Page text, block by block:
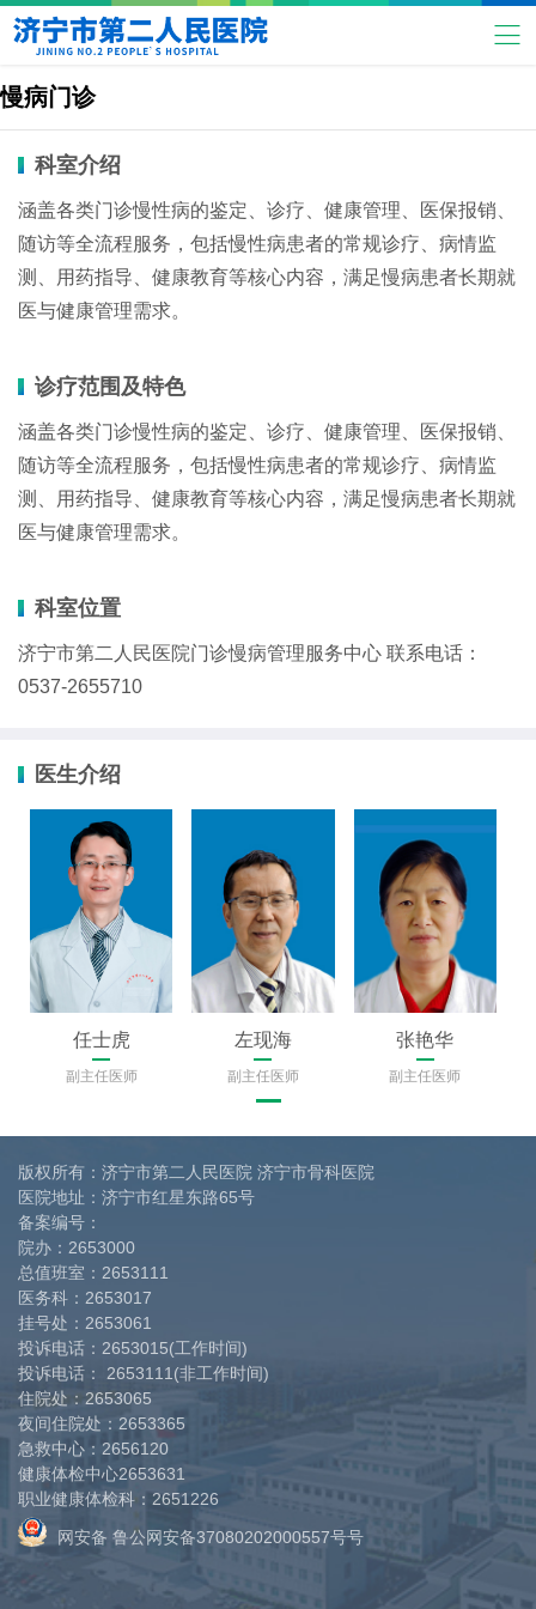
慢病门诊
科室介绍
涵盖各类门诊慢性病的鉴定、诊疗、健康管理、医保报销、
随访等全流程服务，包括慢性病患者的常规诊疗、病情监
测、用药指导、健康教育等核心内容，满足慢病患者长期就
医与健康管理需求。
诊疗范围及特色
涵盖各类门诊慢性病的鉴定、诊疗、健康管理、医保报销、
随访等全流程服务，包括慢性病患者的常规诊疗、病情监
测、用药指导、健康教育等核心内容，满足慢病患者长期就
医与健康管理需求。
科室位置
济宁市第二人民医院门诊慢病管理服务中心 联系电话：
0537-2655710
医生介绍
任士虎
副主任医师
左现海
副主任医师
张艳华
副主任医师
版权所有：济宁市第二人民医院 济宁市骨科医院
医院地址：济宁市红星东路65号
备案编号：
院办： 2653000
总值班室： 2653111
医务科： 2653017
挂号处： 2653061
投诉电话： 2653015(工作时间)
投诉电话：
2653111(非工作时间)
住院处：2653065
夜间住院处： 2653365
急救中心： 2656120
健康体检中心2653631
职业健康体检科： 2651226
网安备 鲁公网安备37080202000557号号